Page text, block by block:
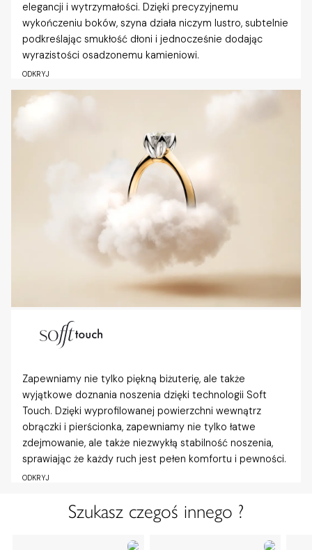
elegancji i wytrzymałości. Dzięki precyzyjnemu
wykończeniu boków, szyna działa niczym lustro, subtelnie
podkreślając smukłość dłoni i jednocześnie dodając
wyrazistości osadzonemu kamieniowi.
ODKRYJ
Zapewniamy nie tylko piękną biżuterię, ale także
wyjątkowe doznania noszenia dzięki technologii Soft
Touch. Dzięki wyprofilowanej powierzchni wewnątrz
obrączki i pierścionka, zapewniamy nie tylko łatwe
zdejmowanie, ale także niezwykłą stabilność noszenia,
sprawiając że każdy ruch jest pełen komfortu i pewności.
ODKRYJ
Szukasz czegoś innego ?